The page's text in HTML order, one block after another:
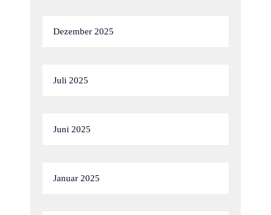
Dezember 2025
Juli 2025
Juni 2025
Januar 2025